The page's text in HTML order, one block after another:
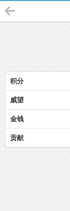
积分
威望
金钱
贡献